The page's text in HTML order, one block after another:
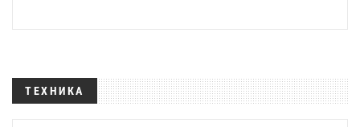
ТЕХНИКА